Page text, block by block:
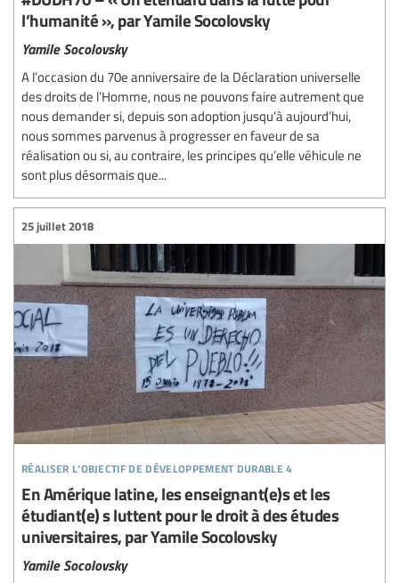
l’humanité », par Yamile Socolovsky
Yamile Socolovsky
A l’occasion du 70e anniversaire de la Déclaration universelle
des droits de l’Homme, nous ne pouvons faire autrement que
nous demander si, depuis son adoption jusqu’à aujourd’hui,
nous sommes parvenus à progresser en faveur de sa
réalisation ou si, au contraire, les principes qu’elle véhicule ne
sont plus désormais que...
réaliser l’objectif de développement durable 4
25 juillet 2018
En Amérique latine, les enseignant(e)s et les
étudiant(e) s luttent pour le droit à des études
universitaires, par Yamile Socolovsky
Yamile Socolovsky